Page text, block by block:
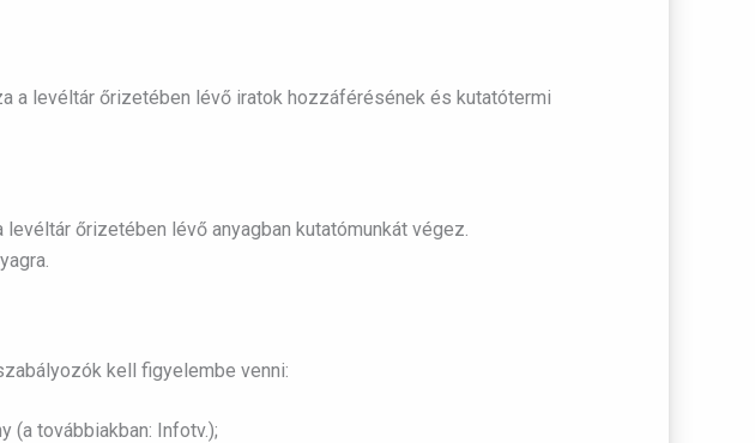
a levéltár őrizetében lévő iratok hozzáférésének és kutatótermi
őrizetében lévő anyagban kutatómunkát végez.
kell figyelembe venni:
(a továbbiakban: Infotv.);